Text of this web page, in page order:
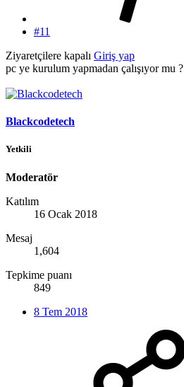
#11
Ziyaretçilere kapalı Giriş yap
pc ye kurulum yapmadan çalışıyor mu ?
Blackcodetech
Yetkili
Moderatör
Katılım
16 Ocak 2018
Mesaj
1,604
Tepkime puanı
849
8 Tem 2018